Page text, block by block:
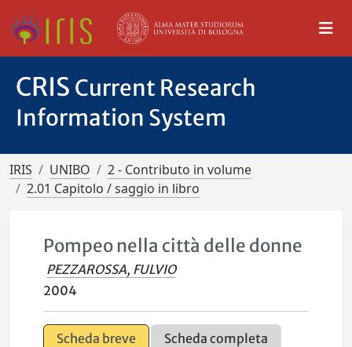
CRIS Current Research
Information System
IRIS UNIBO
2 - Contributo in volume
2.01 Capitolo / saggio in libro
Pompeo nella città delle donne
PEZZAROSSA, FULVIO
2004
Scheda breve
Scheda completa